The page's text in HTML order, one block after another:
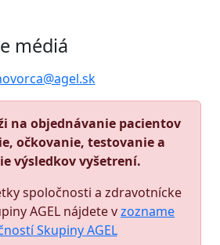
médiá
na objednávanie pacientov
očkovanie, testovanie a
výsledkov vyšetrení.
spoločnosti a zdravotnícke
AGEL nájdete vzozname
Skupiny AGEL